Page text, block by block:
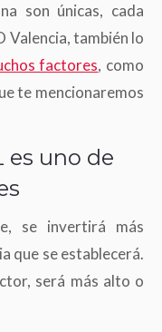
son únicas, cada
Valencia, también lo
factores, como
te mencionaremos
es uno de
se invertirá más
que se establecerá.
será más alto o